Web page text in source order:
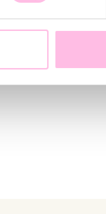
met smiley